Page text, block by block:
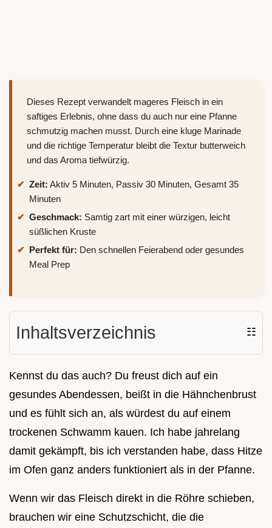
Dieses Rezept verwandelt mageres Fleisch in ein
saftiges Erlebnis, ohne dass du auch nur eine Pfanne
schmutzig machen musst. Durch eine kluge Marinade
und die richtige Temperatur bleibt die Textur butterweich
und das Aroma tiefwürzig.
Zeit: Aktiv 5 Minuten, Passiv 30 Minuten, Gesamt 35
Minuten
Geschmack: Samtig zart mit einer würzigen, leicht
süßlichen Kruste
Perfekt für: Den schnellen Feierabend oder gesundes
Meal Prep
Inhaltsverzeichnis ☷
Kennst du das auch? Du freust dich auf ein
gesundes Abendessen, beißt in die Hähnchenbrust
und es fühlt sich an, als würdest du auf einem
trockenen Schwamm kauen. Ich habe jahrelang
damit gekämpft, bis ich verstanden habe, dass Hitze
im Ofen ganz anders funktioniert als in der Pfanne.
Wenn wir das Fleisch direkt in die Röhre schieben,
brauchen wir eine Schutzschicht, die die